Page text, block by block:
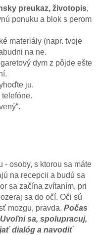
preukaz, životopis,
ponuku a blok s perom
materiály (napr. tvoje
na ne.
dym z pôjde ešte
ju.
- osoby, s ktorou sa máte
na recepcii a budú sa
sa začína zvítaním, pri
sa do očí. Oči sú
mozgu, pravda. Počas
sa, spolupracuj,
dialóg a navodiť